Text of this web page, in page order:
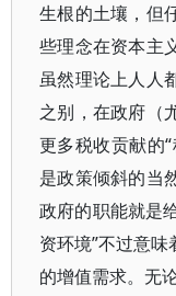
生根的土壤，但
些理念在资本主
虽然理论上人人
之别，在政府（
更多税收贡献的
是政策倾斜的当
政府的职能就是
资环境”不过意
的增值需求。无